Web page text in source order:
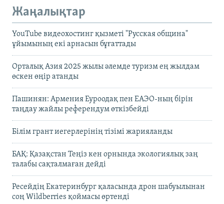
Жаңалықтар
YouTube видеохостинг қызметі "Русская община"
ұйымының екі арнасын бұғаттады
Орталық Азия 2025 жылы әлемде туризм ең жылдам
өскен өңір атанды
Пашинян: Армения Еуроодақ пен ЕАЭО-ның бірін
таңдау жайлы референдум өткізбейді
Білім грант иегерлерінің тізімі жарияланды
БАҚ: Қазақстан Теңіз кен орнында экологиялық заң
талабы сақталмаған дейді
Ресейдің Екатеринбург қаласында дрон шабуылынан
соң Wildberries қоймасы өртенді